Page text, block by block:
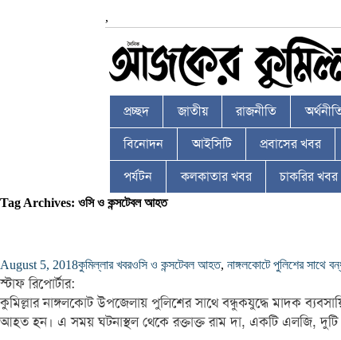
,
প্রচ্ছদ জাতীয় রাজনীতি
বিনোদন আইসিটি প্রবাসের খবর
পর্যটন কলকাতার খবর চাকরির খবর
Tag Archives: ওসি ও কন্সটেবল আহত
August 5, 2018কুমিল্লার খবরওসি ও কন্সটেবল আহত, নাঙ্গলকোটে পুলিশের সাথে
স্টাফ রিপোর্টার:
কুমিল্লার নাঙ্গলকোট উপজেলায় পুলিশের সাথে বন্ধুকযুদ্ধে মাদক
আহত হন। এ সময় ঘটনাস্থল থেকে রক্তাক্ত রাম দা, একটি এলজি, দুটি